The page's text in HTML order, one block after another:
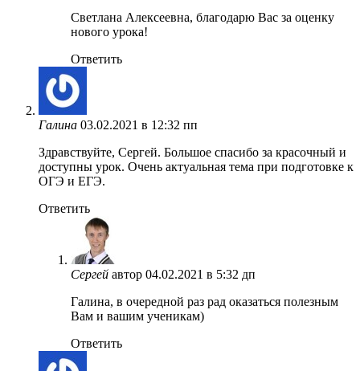
Светлана Алексеевна, благодарю Вас за оценку
нового урока!
Ответить
Галина 03.02.2021 в 12:32 пп
Здравствуйте, Сергей. Большое спасибо за красочный и
доступны урок. Очень актуальная тема при подготовке к
ОГЭ и ЕГЭ.
Ответить
Сергей автор 04.02.2021 в 5:32 дп
Галина, в очередной раз рад оказаться полезным
Вам и вашим ученикам)
Ответить